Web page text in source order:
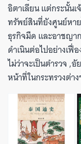
อิตาเลียน แต่กระนั้น
ทรัพย์สินที่ยังศูนย์หา
ธุรกิจมืด และอาชญา
ดำเนินต่อไปอย่างเฟื่
ไม่ว่าจะเป็นตำรวจ ,
หน้าที่ในกระทรวงต่า